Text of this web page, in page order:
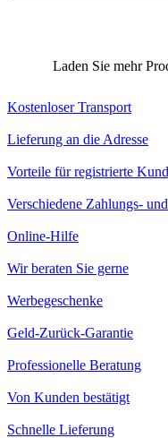
Laden Sie mehr
Kostenloser Transport
Lieferung an die Adresse
Vorteile für registrierte
Verschiedene Zahlungs-
Online-Hilfe
Wir beraten Sie gerne
Werbegeschenke
Geld-Zurück-Garantie
Professionelle Beratung
Von Kunden bestätigt
Schnelle Lieferung